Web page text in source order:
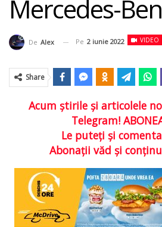
Mercedes-
VIDEO
De Alex Pe 2 iunie 2022
Share
Acum ştirile şi articolele
Telegram!
Le puteţi şi
Abonaţii văd şi